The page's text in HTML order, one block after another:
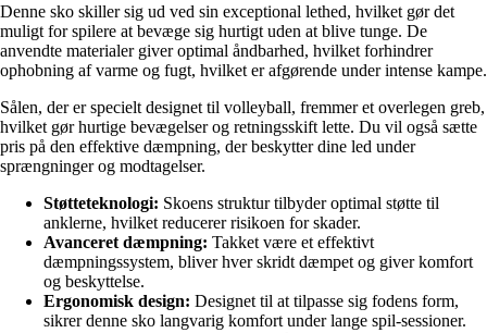
Denne sko skiller sig ud ved sin exceptional lethed, hvilket gør det
muligt for spilere at bevæge sig hurtigt uden at blive tunge. De
anvendte materialer giver optimal åndbarhed, hvilket forhindrer
ophobning af varme og fugt, hvilket er afgørende under intense kampe.
Sålen, der er specielt designet til volleyball, fremmer et overlegen greb,
hvilket gør hurtige bevægelser og retningsskift lette. Du vil også sætte
pris på den effektive dæmpning, der beskytter dine led under
sprængninger og modtagelser.
Støtteteknologi: Skoens struktur tilbyder optimal støtte til
anklerne, hvilket reducerer risikoen for skader.
Avanceret dæmpning: Takket være et effektivt
dæmpningssystem, bliver hver skridt dæmpet og giver komfort
og beskyttelse.
Ergonomisk design: Designet til at tilpasse sig fodens form,
sikrer denne sko langvarig komfort under lange spil-sessioner.